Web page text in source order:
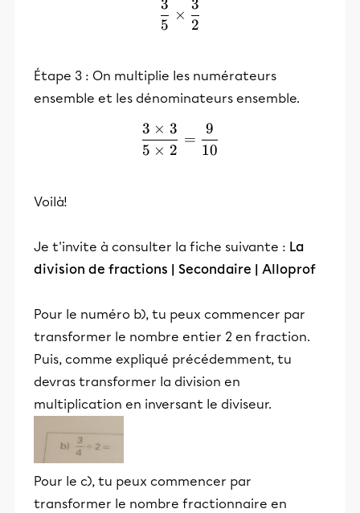
\frac{3}{5} \times
5
3
×
2
3
Étape 3 : On multiplie les numérateurs
ensemble et les dénominateurs ensemble.
5 × 2
3 × 3
=
10
9
Voilà!
Je t'invite à consulter la fiche suivante : La
division de fractions | Secondaire | Alloprof
Pour le numéro b), tu peux commencer par
transformer le nombre entier 2 en fraction.
Puis, comme expliqué précédemment, tu
devras transformer la division en
multiplication en inversant le diviseur.
Pour le c), tu peux commencer par
transformer le nombre fractionnaire en